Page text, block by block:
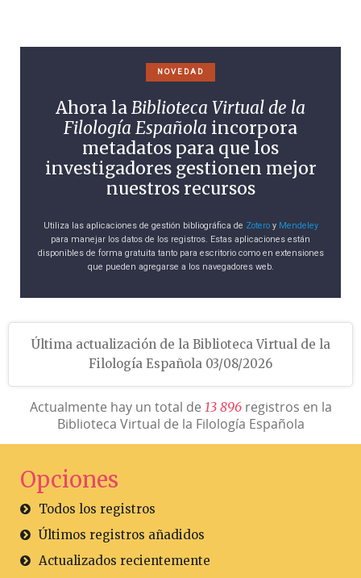
NOVEDAD
Ahora laBiblioteca Virtual de la
Filología Española incorpora
metadatos para que los
investigadores gestionen mejor
nuestros recursos
Utiliza las aplicaciones de gestión bibliográfica de Zoteroy Mendeley
para manejar los datos de los registros. Estas aplicaciones están
disponibles de forma gratuita tanto para escritorio como en extensiones
que pueden agregarse a los navegadores web.
Última actualización de la Biblioteca Virtual de la
Filología Española 03/08/2026
Actualmente hay un total de 13 896registros en la
Biblioteca Virtual de la Filología Española
Opciones
Todos los registros
Últimos registros añadidos
Actualizados recientemente